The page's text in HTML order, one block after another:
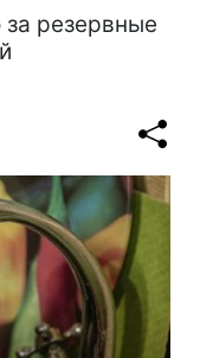
резервные